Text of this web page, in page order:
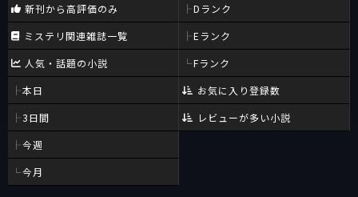
新刊から高評価のみ
ミステリ関連雑誌一覧
人気・話題の小説
本日
3日間
今週
今月
Dランク
Eランク
Fランク
お気に入り登録数
レビューが多い小説